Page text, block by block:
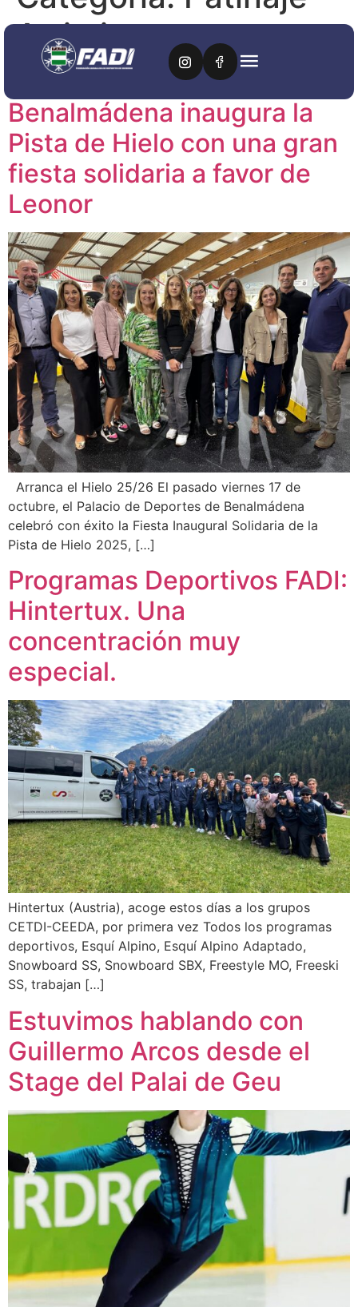
Artistico
El Palacio de Deportes de
Benalmádena inaugura la
Pista de Hielo con una gran
fiesta solidaria a favor de
Leonor
Arranca el Hielo 25/26 El pasado viernes 17 de
octubre, el Palacio de Deportes de Benalmádena
celebró con éxito la Fiesta Inaugural Solidaria de la
Pista de Hielo 2025, […]
Programas Deportivos FADI:
Hintertux. Una
concentración muy
especial.
Hintertux (Austria), acoge estos días a los grupos
CETDI-CEEDA, por primera vez Todos los programas
deportivos, Esquí Alpino, Esquí Alpino Adaptado,
Snowboard SS, Snowboard SBX, Freestyle MO, Freeski
SS, trabajan […]
Estuvimos hablando con
Guillermo Arcos desde el
Stage del Palai de Geu